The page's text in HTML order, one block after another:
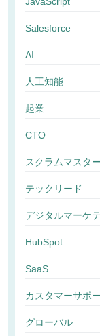
Salesforce
AI
人工知能
起業
CTO
スクラムマスター
テックリード
デジタルマーケ
HubSpot
SaaS
カスタマーサポ
グローバル